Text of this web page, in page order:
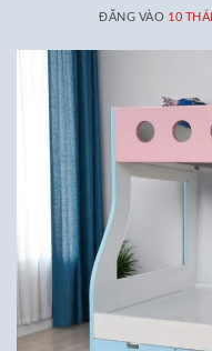
ĐĂNG VÀO 10